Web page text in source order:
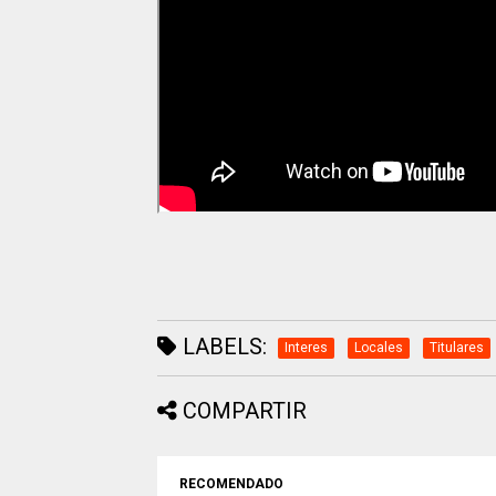
LABELS: Interes Locales Titulares
COMPARTIR
RECOMENDADO